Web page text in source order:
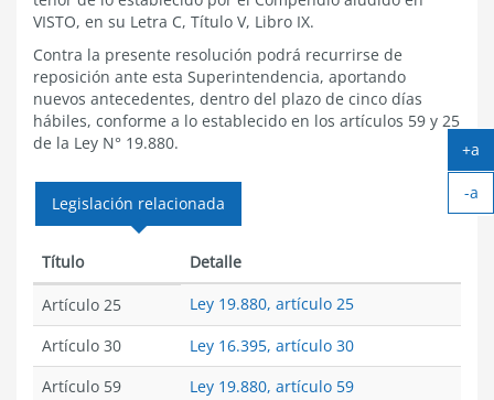
VISTO, en su Letra C, Título V, Libro IX.
Contra la presente resolución podrá recurrirse de
reposición ante esta Superintendencia, aportando
nuevos antecedentes, dentro del plazo de cinco días
hábiles, conforme a lo establecido en los artículos 59 y 25
de la Ley N° 19.880.
Legislación relacionada
Título Detalle
Artículo 25
Ley 19.880, artículo 25
Artículo 30
Ley 16.395, artículo 30
Artículo 59
Ley 19.880, artículo 59
+a
-a